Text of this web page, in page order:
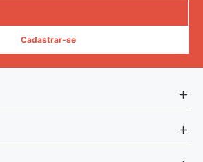
Cadastrar-se